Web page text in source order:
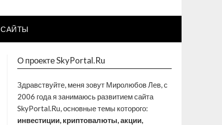
САЙТЫ
О проекте SkyPortal.Ru
Здравствуйте, меня зовут Миролюбов Лев, с
2006 года я занимаюсь развитием сайта
SkyPortal.Ru, основные темы которого:
инвестиции, криптовалюты, акции,